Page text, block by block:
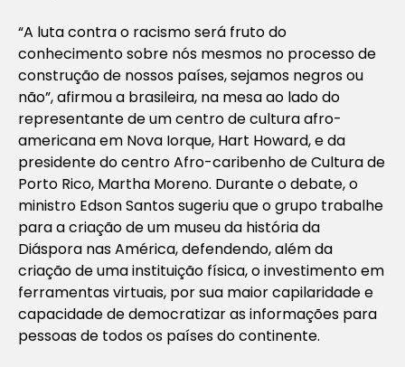
“A luta contra o racismo será fruto do
conhecimento sobre nós mesmos no processo de
construção de nossos países, sejamos negros ou
não”, afirmou a brasileira, na mesa ao lado do
representante de um centro de cultura afro-
americana em Nova Iorque, Hart Howard, e da
presidente do centro Afro-caribenho de Cultura de
Porto Rico, Martha Moreno. Durante o debate, o
ministro Edson Santos sugeriu que o grupo trabalhe
para a criação de um museu da história da
Diáspora nas América, defendendo, além da
criação de uma instituição física, o investimento em
ferramentas virtuais, por sua maior capilaridade e
capacidade de democratizar as informações para
pessoas de todos os países do continente.